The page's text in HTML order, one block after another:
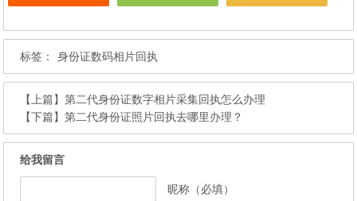
标签： 身份证数码相片回执
【上篇】第二代身份证数字相片采集回执怎么办理
【下篇】第二代身份证照片回执去哪里办理？
给我留言
昵称（必填）